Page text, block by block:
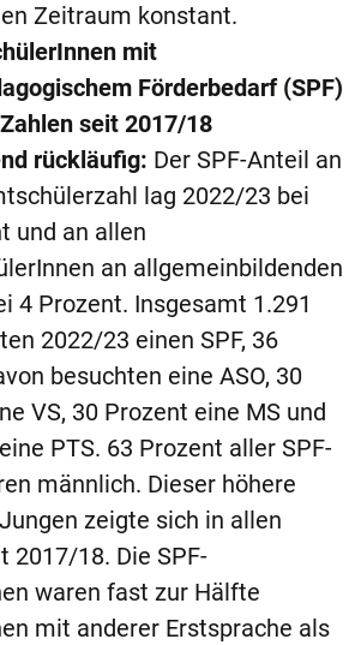
Zeitraum konstant.
mit
Förderbedarf (SPF)
seit 2017/18
rückläufig: Der SPF-Anteil an
lag 2022/23 bei
und an allen
an allgemeinbildenden
4 Prozent. Insgesamt 1.291
2022/23 einen SPF, 36
besuchten eine ASO, 30
VS, 30 Prozent eine MS und
PTS. 63 Prozent aller SPF-
männlich. Dieser höhere
zeigte sich in allen
2017/18. Die SPF-
waren fast zur Hälfte
mit anderer Erstsprache als